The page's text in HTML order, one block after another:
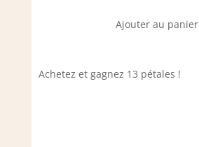
Ajouter au panier
Achetez et gagnez 13 pétales !